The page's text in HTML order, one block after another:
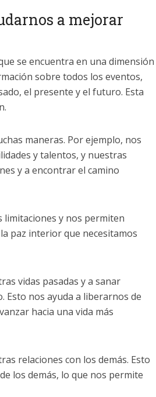
a mejorar
se encuentra en una dimensión
sobre todos los eventos,
el presente y el futuro. Esta
maneras. Por ejemplo, nos
y talentos, y nuestras
y a encontrar el camino
limitaciones y nos permiten
paz interior que necesitamos
vidas pasadas y a sanar
Esto nos ayuda a liberarnos de
hacia una vida más
relaciones con los demás. Esto
los demás, lo que nos permite